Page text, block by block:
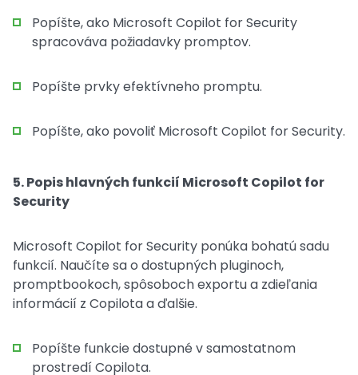
Popíšte, ako Microsoft Copilot for Security
spracováva požiadavky promptov.
Popíšte prvky efektívneho promptu.
Popíšte, ako povoliť Microsoft Copilot for Security.
5. Popis hlavných funkcií Microsoft Copilot for
Security
Microsoft Copilot for Security ponúka bohatú sadu
funkcií. Naučíte sa o dostupných pluginoch,
promptbookoch, spôsoboch exportu a zdieľania
informácií z Copilota a ďalšie.
Popíšte funkcie dostupné v samostatnom
prostredí Copilota.